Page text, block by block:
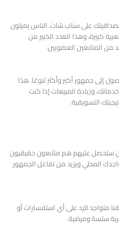
على سناب شات. الناس يميلون
كبيرة، وهذا العدد الكبير من
من المتابعين العضويين.
الوصول إلى جمهور أكبر وأكثر تنوعًا. هذا
وزيادة المبيعات إذا كنت
التسويقية.
ستحصل عليهم هم متابعون حقيقيون
المحلي ويزيد من تفاعل الجمهور
متواجد للرد على أي استفسارات أو
سلسة ومرضية.